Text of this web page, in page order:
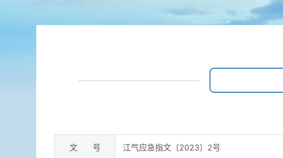
文 号 江气应急指文〔2023〕2号